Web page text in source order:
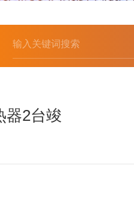
器2台竣